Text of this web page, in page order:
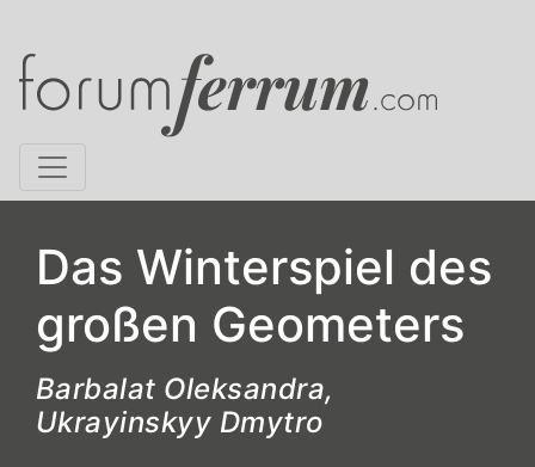
Das Winterspiel des
großen Geometers
Barbalat Oleksandra,
Ukrayinskyy Dmytro